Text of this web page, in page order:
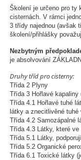
Školení je určeno pro ty
cisternách. V rámci
3 třídy najednou (avšak
školení/přihlášky
Nezbytným
je absolvování
Druhy tříd pro cisterny:
Třída 2 Plyny
Třída 3 Hořlavé
Třída 4.1 Hořlavé tuhé
látky a znecitlivěné
Třída 4.2 Samozápalné
Třída 4.3 Látky, které
Třída 5.1 Látky,
Třída 5.2 Organické
Třída 6.1 Toxické látky